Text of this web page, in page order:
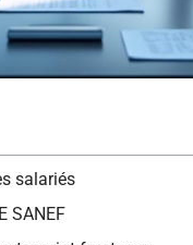
salariés
SANEF